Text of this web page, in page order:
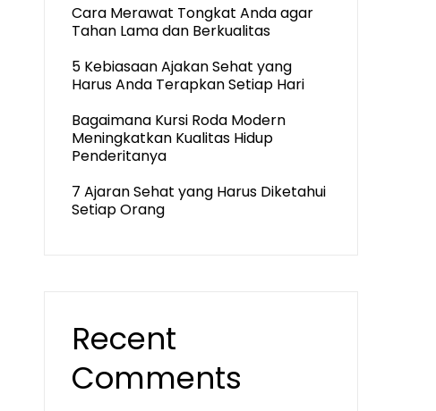
Cara Merawat Tongkat Anda agar
Tahan Lama dan Berkualitas
5 Kebiasaan Ajakan Sehat yang
Harus Anda Terapkan Setiap Hari
Bagaimana Kursi Roda Modern
Meningkatkan Kualitas Hidup
Penderitanya
7 Ajaran Sehat yang Harus Diketahui
Setiap Orang
Recent
Comments